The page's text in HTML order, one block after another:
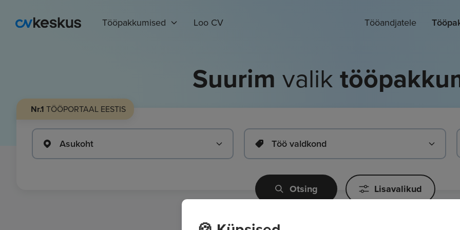
Tööpakkumised Loo CV Tööandjatele
Suurim valik
Nr.1 TÖÖPORTAAL EESTIS
Asukoht Töö valdkond
Otsing Lisavalikud